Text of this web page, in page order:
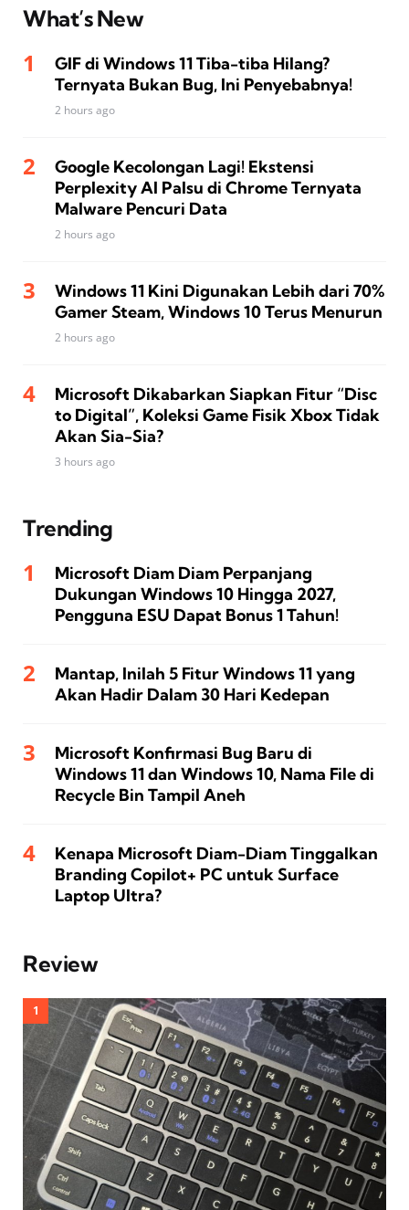
What’s New
GIF di Windows 11 Tiba-tiba Hilang?
Ternyata Bukan Bug, Ini Penyebabnya!
2 hours ago
Google Kecolongan Lagi! Ekstensi
Perplexity AI Palsu di Chrome Ternyata
Malware Pencuri Data
2 hours ago
Windows 11 Kini Digunakan Lebih dari 70%
Gamer Steam, Windows 10 Terus Menurun
2 hours ago
Microsoft Dikabarkan Siapkan Fitur “Disc
to Digital”, Koleksi Game Fisik Xbox Tidak
Akan Sia-Sia?
3 hours ago
Trending
Microsoft Diam Diam Perpanjang
Dukungan Windows 10 Hingga 2027,
Pengguna ESU Dapat Bonus 1 Tahun!
Mantap, Inilah 5 Fitur Windows 11 yang
Akan Hadir Dalam 30 Hari Kedepan
Microsoft Konfirmasi Bug Baru di
Windows 11 dan Windows 10, Nama File di
Recycle Bin Tampil Aneh
Kenapa Microsoft Diam-Diam Tinggalkan
Branding Copilot+ PC untuk Surface
Laptop Ultra?
Review